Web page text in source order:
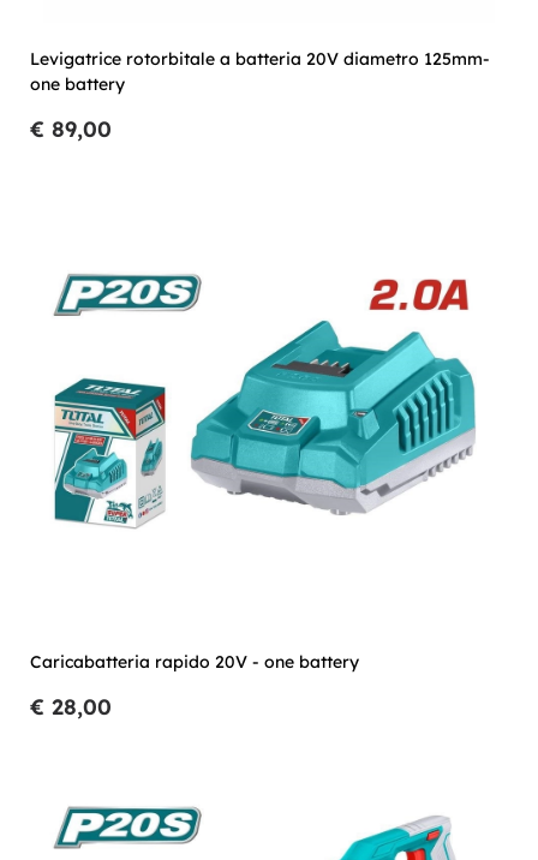
Levigatrice rotorbitale a batteria 20V diametro 125mm-
one battery
€ 89,00
Caricabatteria rapido 20V - one battery
€ 28,00